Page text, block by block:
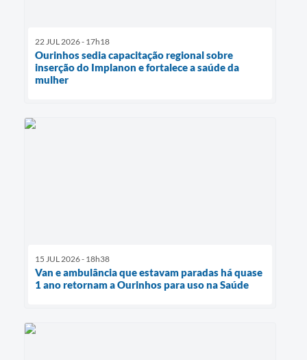
22 JUL 2026 - 17h18
Ourinhos sedia capacitação regional sobre
inserção do Implanon e fortalece a saúde da
mulher
15 JUL 2026 - 18h38
Van e ambulância que estavam paradas há quase
1 ano retornam a Ourinhos para uso na Saúde